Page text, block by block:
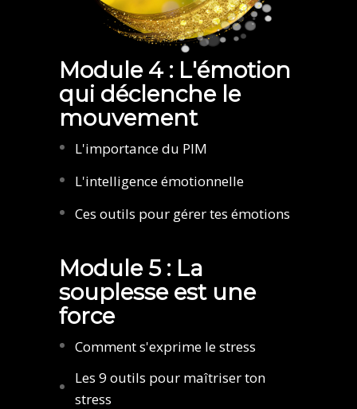
Module 4 : L'émotion
qui déclenche le
mouvement
L'importance du PIM
L'intelligence émotionnelle
Ces outils pour gérer tes émotions
Module 5 : La
souplesse est une
force
Comment s'exprime le stress
Les 9 outils pour maîtriser ton
stress